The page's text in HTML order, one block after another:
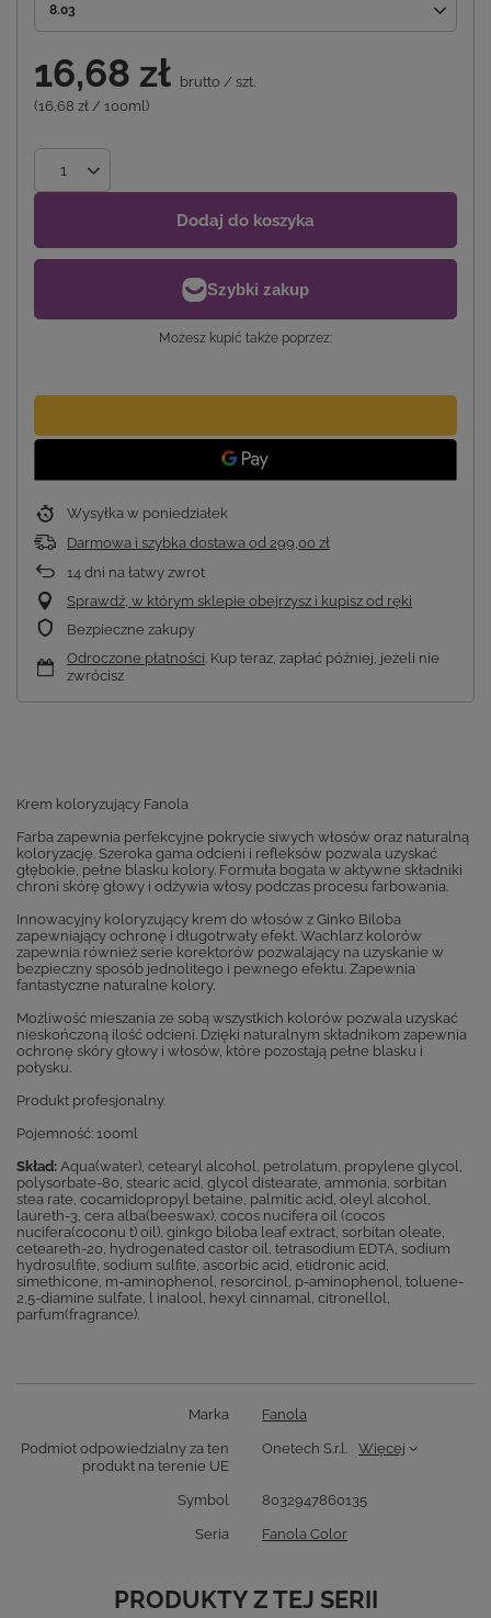
8.03
16,68 zł brutto / szt.
(16,68 zł / 100ml)
Dodaj do koszyka
Możesz kupić także poprzez:
Wysyłka w poniedziałek
Darmowa i szybka dostawa od 299,00 zł
14 dni na łatwy zwrot
Sprawdź, w którym sklepie obejrzysz i kupisz od ręki
Bezpieczne zakupy
Odroczone płatności. Kup teraz, zapłać później, jeżeli nie
zwrócisz
Krem koloryzujący Fanola
Farba zapewnia perfekcyjne pokrycie siwych włosów oraz naturalną
koloryzację. Szeroka gama odcieni i refleksów pozwala uzyskać
głębokie, pełne blasku kolory. Formuła bogata w aktywne składniki
chroni skórę głowy i odżywia włosy podczas procesu farbowania.
Innowacyjny koloryzujący krem do włosów z Ginko Biloba
zapewniający ochronę i długotrwały efekt. Wachlarz kolorów
zapewnia również serie korektorów pozwalający na uzyskanie w
bezpieczny sposób jednolitego i pewnego efektu. Zapewnia
fantastyczne naturalne kolory.
Możliwość mieszania ze sobą wszystkich kolorów pozwala uzyskać
nieskończoną ilość odcieni. Dzięki naturalnym składnikom zapewnia
ochronę skóry głowy i włosów, które pozostają pełne blasku i
połysku.
Produkt profesjonalny.
Pojemność: 100ml
Skład: Aqua(water), cetearyl alcohol, petrolatum, propylene glycol,
polysorbate-80, stearic acid, glycol distearate, ammonia, sorbitan
stea rate, cocamidopropyl betaine, palmitic acid, oleyl alcohol,
laureth-3, cera alba(beeswax), cocos nucifera oil (cocos
nucifera(coconu t) oil), ginkgo biloba leaf extract, sorbitan oleate,
ceteareth-20, hydrogenated castor oil, tetrasodium EDTA, sodium
hydrosulfite, sodium sulfite, ascorbic acid, etidronic acid,
simethicone, m-aminophenol, resorcinol, p-aminophenol, toluene-
2,5-diamine sulfate, l inalool, hexyl cinnamal, citronellol,
parfum(fragrance).
Marka Fanola
Podmiot odpowiedzialny za ten
produkt na terenie UE
Onetech S.r.l. Więcej
Symbol 8032947860135
Seria Fanola Color
PRODUKTY Z TEJ SERII